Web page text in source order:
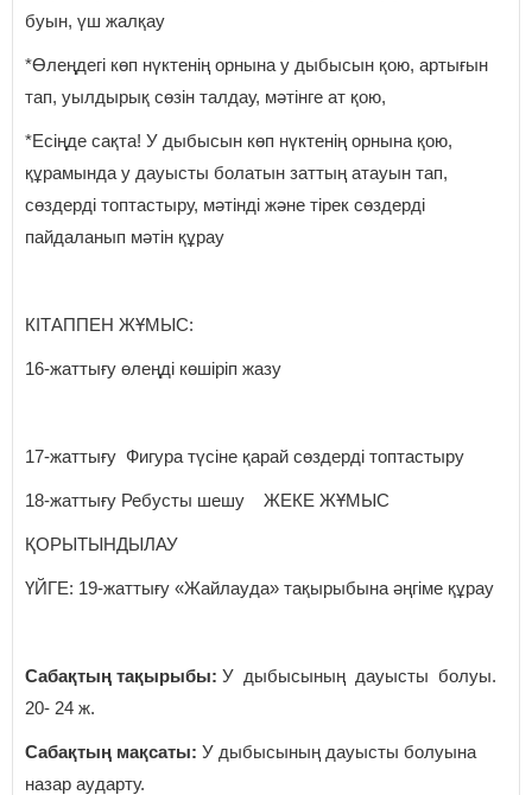
буын, үш жалқау
*Өлеңдегі көп нүктенің орнына у дыбысын қою, артығын
тап, уылдырық сөзін талдау, мәтінге ат қою,
*Есіңде сақта! У дыбысын көп нүктенің орнына қою,
құрамында у дауысты болатын заттың атауын тап,
сөздерді топтастыру, мәтінді және тірек сөздерді
пайдаланып мәтін құрау
КІТАППЕН ЖҰМЫС:
16-жаттығу өлеңді көшіріп жазу
17-жаттығу Фигура түсіне қарай сөздерді топтастыру
18-жаттығу Ребусты шешу ЖЕКЕ ЖҰМЫС
ҚОРЫТЫНДЫЛАУ
ҮЙГЕ: 19-жаттығу «Жайлауда» тақырыбына әңгіме құрау
Сабақтың тақырыбы: У дыбысының дауысты болуы.
20- 24 ж.
Сабақтың мақсаты: У дыбысының дауысты болуына
назар аударту.